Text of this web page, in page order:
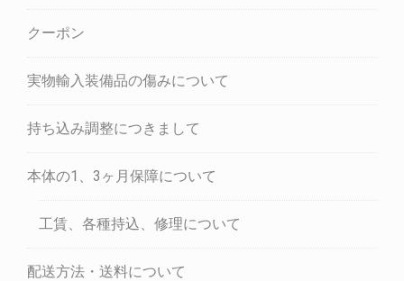
クーポン
実物輸入装備品の傷みについて
持ち込み調整につきまして
本体の1、3ヶ月保障について
工賃、各種持込、修理について
配送方法・送料について